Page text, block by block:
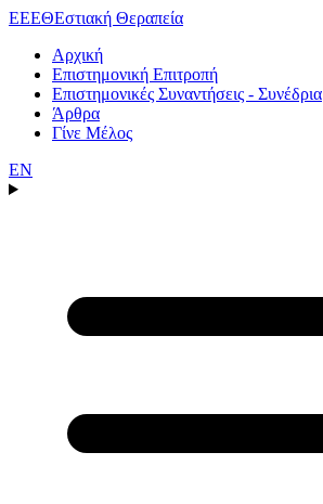
ΕΕΕΘΕστιακή Θεραπεία
Αρχική
Επιστημονική Επιτροπή
Επιστημονικές Συναντήσεις - Συνέδρια
Άρθρα
Γίνε Μέλος
EN